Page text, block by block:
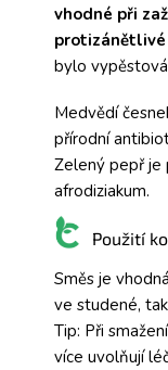
vhodné při
protizánětlivé
bylo
Medvědí
přírodní
Zelený pepř je
afrodiziakum.
Použití
Směs je
ve studené,
Tip: Při
více uvolňují